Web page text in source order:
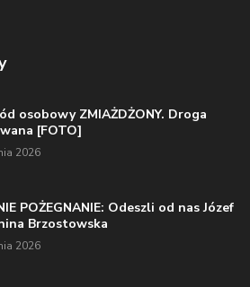
osobowy ZMIAŻDŻONY. Droga
[FOTO]
2026
POŻEGNANIE: Odeszli od nas Józef
Brzostowska
2026